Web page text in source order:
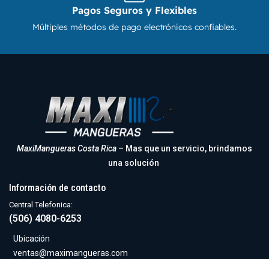
Pagos Seguros y Flexibles
Múltiples métodos de pago electrónicos confiables.
MaxiMangueras Costa Rica – Mas que un servicio, brindamos
una solución
Información de contacto
Central Telefonica:
(506) 4080-6253
Ubicación
ventas@maximangueras.com